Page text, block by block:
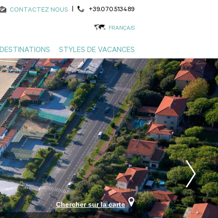
CONTACTEZ NOUS | +39.070.513489
FRANÇAIS
DESTINATIONS STYLES DE VACANCES
Chercher sur la carte